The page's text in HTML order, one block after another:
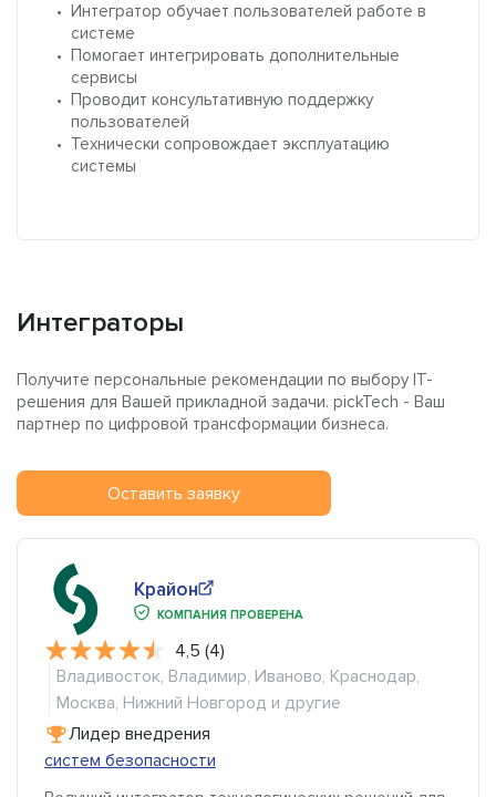
Интегратор обучает пользователей работе в
системе
Помогает интегрировать дополнительные
сервисы
Проводит консультативную поддержку
пользователей
Технически сопровождает эксплуатацию
системы
Интеграторы
Получите персональные рекомендации по выбору IT-
решения для Вашей прикладной задачи. pickTech - Ваш
партнер по цифровой трансформации бизнеса.
Оставить заявку
Крайон
КОМПАНИЯ ПРОВЕРЕНА
4,5 (4)
Владивосток, Владимир, Иваново, Краснодар,
Москва, Нижний Новгород и другие
Лидер внедрения
систем безопасности